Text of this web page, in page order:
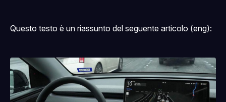
Questo testo è un riassunto del seguente articolo (eng):